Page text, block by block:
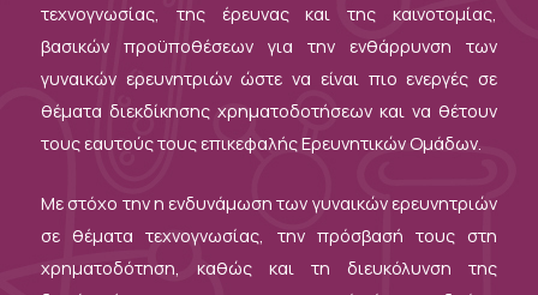
τεχνογνωσίας, της έρευνας και της καινοτομίας,
βασικών προϋποθέσεων για την ενθάρρυνση των
γυναικών ερευνητριών ώστε να είναι πιο ενεργές σε
θέματα διεκδίκησης χρηματοδοτήσεων και να θέτουν
τους εαυτούς τους επικεφαλής Ερευνητικών Ομάδων.
Με στόχο την η ενδυνάμωση των γυναικών ερευνητριών
σε θέματα τεχνογνωσίας, την πρόσβασή τους στη
χρηματοδότηση, καθώς και τη διευκόλυνση της